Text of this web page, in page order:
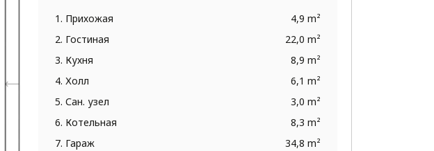
1. Прихожая
4,9 m²
2. Гостиная
22,0 m²
3. Кухня
8,9 m²
4. Холл
6,1 m²
5. Сан. узел
3,0 m²
6. Котельная
8,3 m²
7. Гараж
34,8 m²